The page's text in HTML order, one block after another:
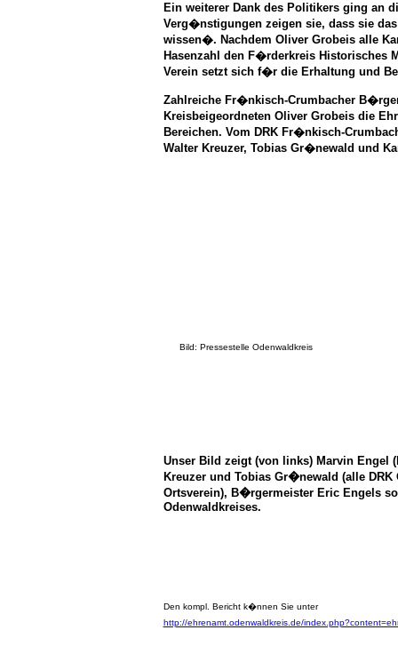
Ein weiterer Dank des Politikers ging an
Verg�nstigungen zeigen sie, dass sie
wissen�. Nachdem Oliver Grobeis alle
Hasenzahl den F�rderkreis Historisches
Verein setzt sich f�r die Erhaltung und
Zahlreiche Fr�nkisch-Crumbacher
Kreisbeigeordneten Oliver Grobeis die
Bereichen. Vom DRK Fr�nkisch-
Walter Kreuzer, Tobias Gr�newald und
Bild: Pressestelle Odenwaldkreis
Unser Bild zeigt (von links) Marvin Engel
Kreuzer und Tobias Gr�newald (alle
Ortsverein), B�rgermeister Eric Engels
Odenwaldkreises.
Den kompl. Bericht k�nnen Sie unter
http://ehrenamt.odenwaldkreis.de/